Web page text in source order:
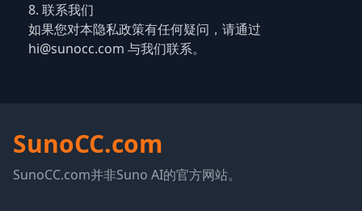
8. 联系我们
如果您对本隐私政策有任何疑问，请通过
hi@sunocc.com 与我们联系。
SunoCC.com
SunoCC.com并非Suno AI的官方网站。